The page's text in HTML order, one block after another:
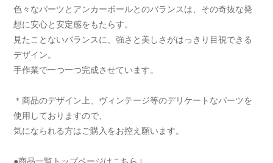
色々なパーツとアンカーボールとのバランスは、その奇抜な発
想に安心と安定感をもたらす。
見たことないバランスに、強さと美しさがはっきり目視できる
デザイン。
手作業で一つ一つ完成させています。
＊商品のデザイン上、ヴィンテージ等のデリケートなパーツを
使用しておりますので、
気になられる方はご購入をお控え願います。
●商品一覧トップページはこちら↓